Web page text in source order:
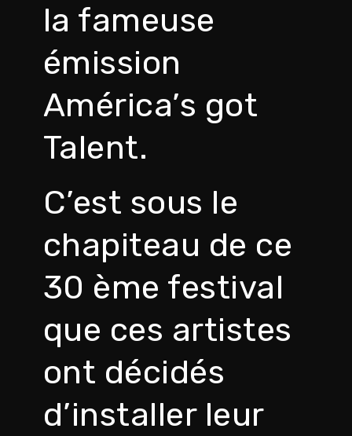
la fameuse
émission
América’s got
Talent.
C’est sous le
chapiteau de ce
30 ème festival
que ces artistes
ont décidés
d’installer leur